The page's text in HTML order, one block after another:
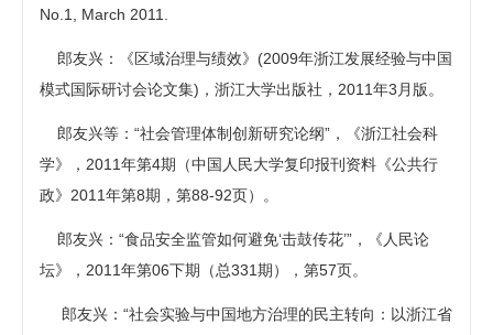
No.1, March 2011.
郎友兴：《区域治理与绩效》(2009年浙江发展经验与中国
模式国际研讨会论文集)，浙江大学出版社，2011年3月版。
郎友兴等：“社会管理体制创新研究论纲”，《浙江社会科
学》，2011年第4期（中国人民大学复印报刊资料《公共行
政》2011年第8期，第88-92页）。
郎友兴：“食品安全监管如何避免‘击鼓传花’”，《人民论
坛》，2011年第06下期（总331期），第57页。
郎友兴：“社会实验与中国地方治理的民主转向：以浙江省